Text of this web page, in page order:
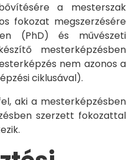
a mesterszak
fokozat megszerzésére
(PhD) és művészeti
mesterképzésben
nem azonos a
ciklusával).
aki a mesterképzésben
szerzett fokozattal